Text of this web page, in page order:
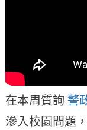
在本周質詢 警
滲入校園問題